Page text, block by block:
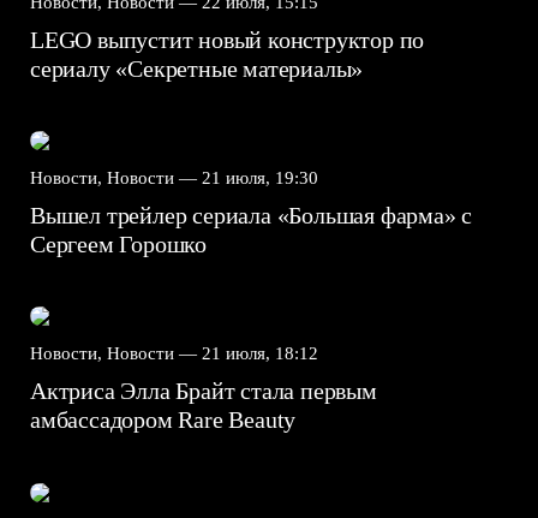
LEGO выпустит новый конструктор по
сериалу «Секретные материалы»
Новости, Новости — 21 июля, 19:30
Вышел трейлер сериала «Большая фарма» с
Сергеем Горошко
Новости, Новости — 21 июля, 18:12
Актриса Элла Брайт стала первым
амбассадором Rare Beauty